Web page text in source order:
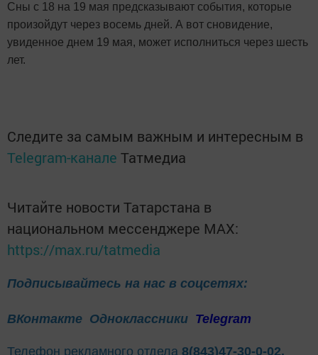
Сны с 18 на 19 мая предсказывают события, которые
произойдут через восемь дней. А вот сновидение,
увиденное днем 19 мая, может исполниться через шесть
лет.
Следите за самым важным и интересным в
Telegram-канале Татмедиа
Читайте новости Татарстана в
национальном мессенджере MАХ:
https://max.ru/tatmedia
Подписывайтесь на нас в соцсетях:
ВКонтакте Одноклассники Telegram
Телефон рекламного отдела 8(843)47-30-0-02.